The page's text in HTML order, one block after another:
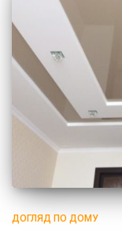
ДОГЛЯД ПО ДОМУ